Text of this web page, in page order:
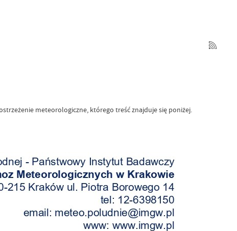
meteorologiczne, którego treść znajduje się poniżej.